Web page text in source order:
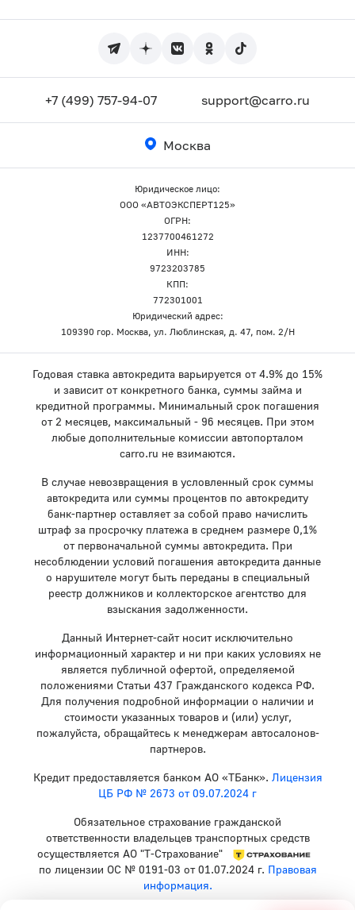
+7 (499) 757-94-07 support@carro.ru
Москва
Юридическое лицо:
ООО «АВТОЭКСПЕРТ125»
ОГРН:
1237700461272
ИНН:
9723203785
КПП:
772301001
Юридический адрес:
109390 гор. Москва, ул. Люблинская, д. 47, пом. 2/Н
Годовая ставка автокредита варьируется от 4.9% до 15%
и зависит от конкретного банка, суммы займа и
кредитной программы. Минимальный срок погашения
от 2 месяцев, максимальный - 96 месяцев. При этом
любые дополнительные комиссии автопорталом
carro.ru не взимаются.
В случае невозвращения в условленный срок суммы
автокредита или суммы процентов по автокредиту
банк-партнер оставляет за собой право начислить
штраф за просрочку платежа в среднем размере 0,1%
от первоначальной суммы автокредита. При
несоблюдении условий погашения автокредита данные
о нарушителе могут быть переданы в специальный
реестр должников и коллекторское агентство для
взыскания задолженности.
Данный Интернет-сайт носит исключительно
информационный характер и ни при каких условиях не
является публичной офертой, определяемой
положениями Статьи 437 Гражданского кодекса РФ.
Для получения подробной информации о наличии и
стоимости указанных товаров и (или) услуг,
пожалуйста, обращайтесь к менеджерам автосалонов-
партнеров.
Кредит предоставляется банком АО «ТБанк». Лицензия
ЦБ РФ № 2673 от 09.07.2024 г
Обязательное страхование гражданской
ответственности владельцев транспортных средств
осуществляется АО "Т-Страхование"
по лицензии ОС № 0191-03 от 01.07.2024 г. Правовая
информация.